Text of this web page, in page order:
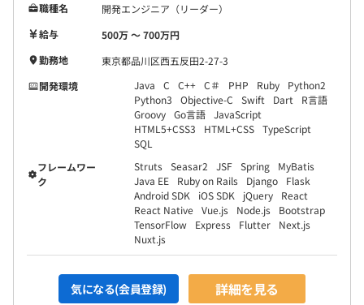
職種名
開発エンジニア（リーダー）
給与
500万 〜 700万円
勤務地
東京都品川区西五反田2-27-3
開発環境
Java C C++ C＃ PHP Ruby
Python2
Python3
Objective-C Swift Dart
R言語
Groovy Go言語 JavaScript
HTML5+CSS3
HTML+CSS TypeScript
SQL
フレームワー
ク
Struts Seasar2 JSF Spring
MyBatis
Java EE
Ruby on Rails Django
Flask
Android SDK
iOS SDK jQuery
React
React Native Vue.js Node.js
Bootstrap
TensorFlow
Express Flutter
Next.js
Nuxt.js
気になる(会員登録) 詳細を見る